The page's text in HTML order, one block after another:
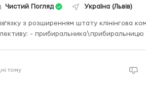
Чистий Погляд Україна (Львів)
з розширенням штату клінінгова
цехового приміщення
тому